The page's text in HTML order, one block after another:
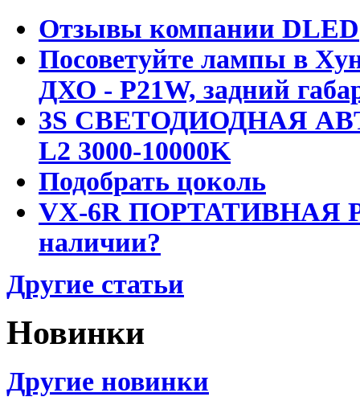
Отзывы компании DLED
Посоветуйте лампы в
ДХО - P21W, задний
3S СВЕТОДИОДНАЯ
L2 3000-10000K
Подобрать цоколь
VX-6R ПОРТАТИВНАЯ
наличии?
Другие статьи
Новинки
Другие новинки